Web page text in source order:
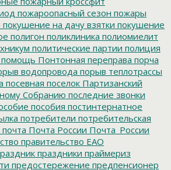
пожароопасный сезон пожары
покушение на дачу взятки покушение
полигон поликлиника полиомиелит
политические партии полиция
помощь Понтонная переправа порча
водопровода порыв теплотрассы
посевная поселок Партизанский
Собранию последние звонки
пособия постинтернатное
потребители потребительская
почта Почта России Почта_России
правительство ЕАО
праздники праймериз
предостережение предпенсионер